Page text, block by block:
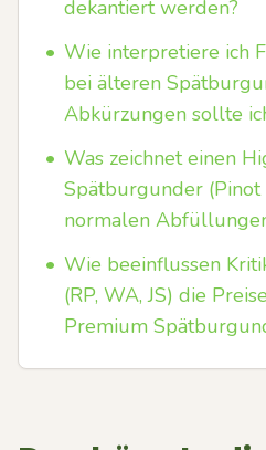
dekantiert werden?
• Wie interpretiere ich
bei älteren
Abkürzungen sollte
• Was zeichnet einen
Spätburgunder
normalen
• Wie beeinflussen
(RP, WA, JS) die
Premium